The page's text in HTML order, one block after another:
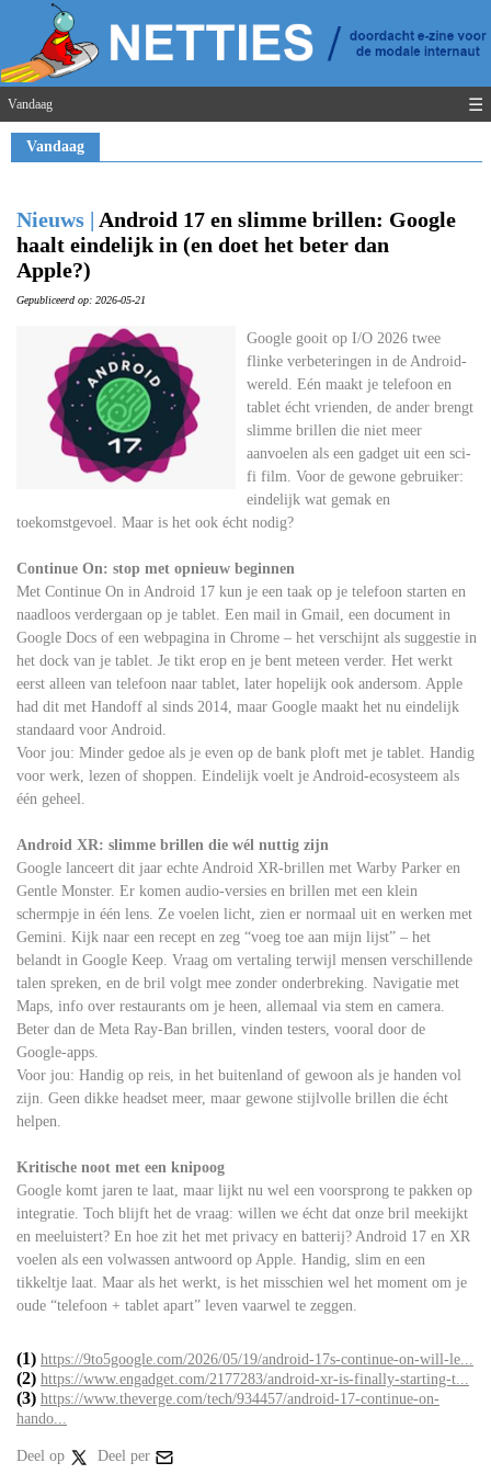
Vandaag ☰
Vandaag
Nieuws | Android 17 en slimme brillen: Google
haalt eindelijk in (en doet het beter dan
Apple?)
Gepubliceerd op: 2026-05-21
Google gooit op I/O 2026 twee
flinke verbeteringen in de Android-
wereld. Eén maakt je telefoon en
tablet écht vrienden, de ander brengt
slimme brillen die niet meer
aanvoelen als een gadget uit een sci-
fi film. Voor de gewone gebruiker:
eindelijk wat gemak en
toekomstgevoel. Maar is het ook écht nodig?
Continue On: stop met opnieuw beginnen
Met Continue On in Android 17 kun je een taak op je telefoon starten en
naadloos verdergaan op je tablet. Een mail in Gmail, een document in
Google Docs of een webpagina in Chrome – het verschijnt als suggestie in
het dock van je tablet. Je tikt erop en je bent meteen verder. Het werkt
eerst alleen van telefoon naar tablet, later hopelijk ook andersom. Apple
had dit met Handoff al sinds 2014, maar Google maakt het nu eindelijk
standaard voor Android.
Voor jou: Minder gedoe als je even op de bank ploft met je tablet. Handig
voor werk, lezen of shoppen. Eindelijk voelt je Android-ecosysteem als
één geheel.
Android XR: slimme brillen die wél nuttig zijn
Google lanceert dit jaar echte Android XR-brillen met Warby Parker en
Gentle Monster. Er komen audio-versies en brillen met een klein
schermpje in één lens. Ze voelen licht, zien er normaal uit en werken met
Gemini. Kijk naar een recept en zeg “voeg toe aan mijn lijst” – het
belandt in Google Keep. Vraag om vertaling terwijl mensen verschillende
talen spreken, en de bril volgt mee zonder onderbreking. Navigatie met
Maps, info over restaurants om je heen, allemaal via stem en camera.
Beter dan de Meta Ray-Ban brillen, vinden testers, vooral door de
Google-apps.
Voor jou: Handig op reis, in het buitenland of gewoon als je handen vol
zijn. Geen dikke headset meer, maar gewone stijlvolle brillen die écht
helpen.
Kritische noot met een knipoog
Google komt jaren te laat, maar lijkt nu wel een voorsprong te pakken op
integratie. Toch blijft het de vraag: willen we écht dat onze bril meekijkt
en meeluistert? En hoe zit het met privacy en batterij? Android 17 en XR
voelen als een volwassen antwoord op Apple. Handig, slim en een
tikkeltje laat. Maar als het werkt, is het misschien wel het moment om je
oude “telefoon + tablet apart” leven vaarwel te zeggen.
(1) https://9to5google.com/2026/05/19/android-17s-continue-on-will-le...
(2) https://www.engadget.com/2177283/android-xr-is-finally-starting-t...
(3) https://www.theverge.com/tech/934457/android-17-continue-on-
hando...
Deel op Deel per